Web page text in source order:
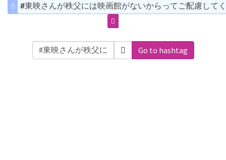
#東映さんが秩父には映画館がないからってご配慮して
Go to hashtag